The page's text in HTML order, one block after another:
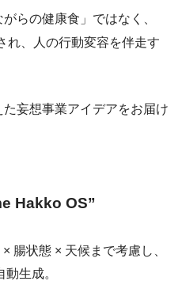
らの健康食」ではなく、
れ、人の行動変容を伴走す
妄想事業アイデアをお届け
Hakko OS”
腸状態 × 天候まで考慮し、
生成。